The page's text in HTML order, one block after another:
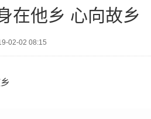
在他乡 心向故乡
02-02 08:15